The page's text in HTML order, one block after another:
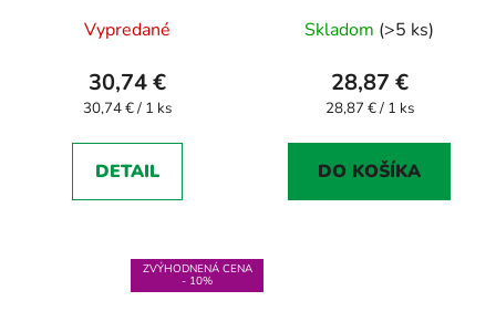
Vypredané
30,74 €
Jednotková
30,74 € / 1 ks
DETAIL
Skladom (>5 ks)
28,87 €
Jednotková
28,87 € / 1 ks
DO KOŠÍKA
ZVÝHODNENÁ CENA
- 10%